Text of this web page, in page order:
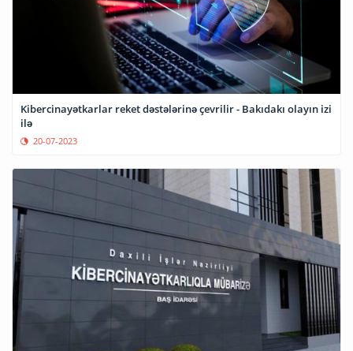
Kibercinayətkarlar reket dəstələrinə çevrilir - Bakıdakı olayın izi
ilə
20-07-2023